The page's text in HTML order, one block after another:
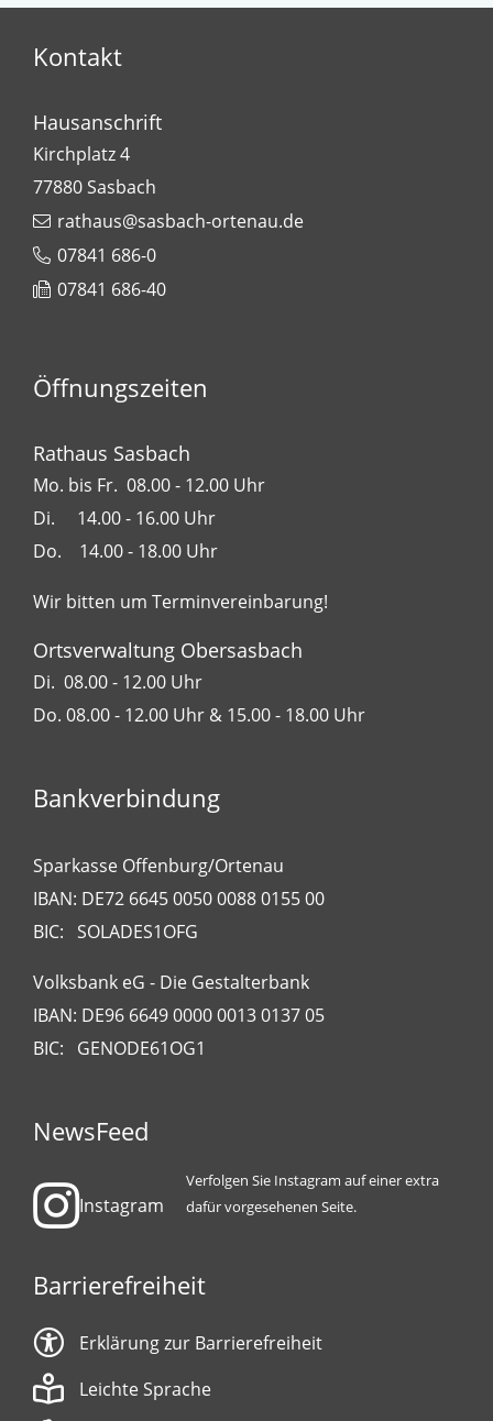
Kontakt
Hausanschrift
Kirchplatz 4
77880Sasbach
rathaus@sasbach-ortenau.de
07841 686-0
07841 686-40
Öffnungszeiten
Rathaus Sasbach
Mo. bis Fr. 08.00 - 12.00 Uhr
Di. 14.00 - 16.00 Uhr
Do. 14.00 - 18.00 Uhr
Wir bitten um Terminvereinbarung!
Ortsverwaltung Obersasbach
Di. 08.00 - 12.00 Uhr
Do. 08.00 - 12.00 Uhr & 15.00 - 18.00 Uhr
Bankverbindung
Sparkasse Offenburg/Ortenau
IBAN: DE72 6645 0050 0088 0155 00
BIC: SOLADES1OFG
Volksbank eG - Die Gestalterbank
IBAN: DE96 6649 0000 0013 0137 05
BIC: GENODE61OG1
NewsFeed
Instagram
Verfolgen Sie Instagram auf einer extra
dafür vorgesehenen Seite.
Barrierefreiheit
Erklärung zur Barrierefreiheit
Leichte Sprache